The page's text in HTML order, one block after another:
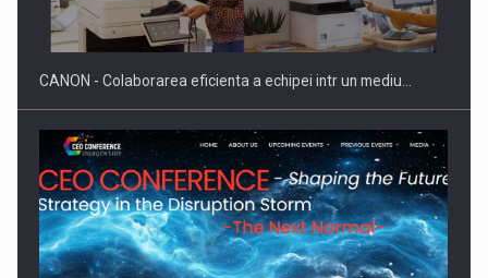
doua…
CANON - Colaborarea eficienta a echipei intr un mediu…